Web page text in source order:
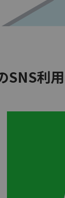
SNS利